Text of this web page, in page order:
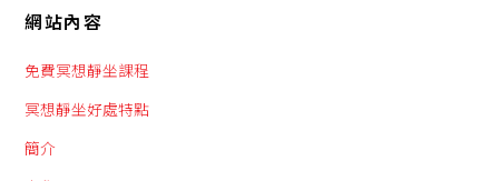
網站內容
免費冥想靜坐課程
冥想靜坐好處特點
簡介